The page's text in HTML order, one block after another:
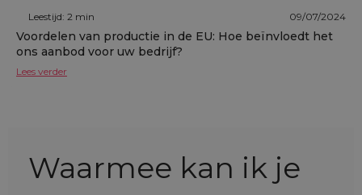
Leestijd: 2 min 09/07/2024
Voordelen van productie in de EU: Hoe beïnvloedt het
ons aanbod voor uw bedrijf?
Lees verder
Waarmee kan ik je